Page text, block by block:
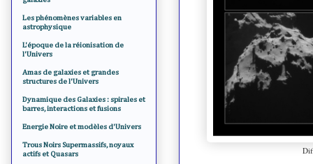
Les phénomènes variables en
astrophysique
L'époque de la réionisation de
l'Univers
Amas de galaxies et grandes
structures de l'Univers
Dynamique des Galaxies : spirales et
barres, interactions et fusions
Energie Noire et modèles d'Univers
Trous Noirs Supermassifs, noyaux
actifs et Quasars